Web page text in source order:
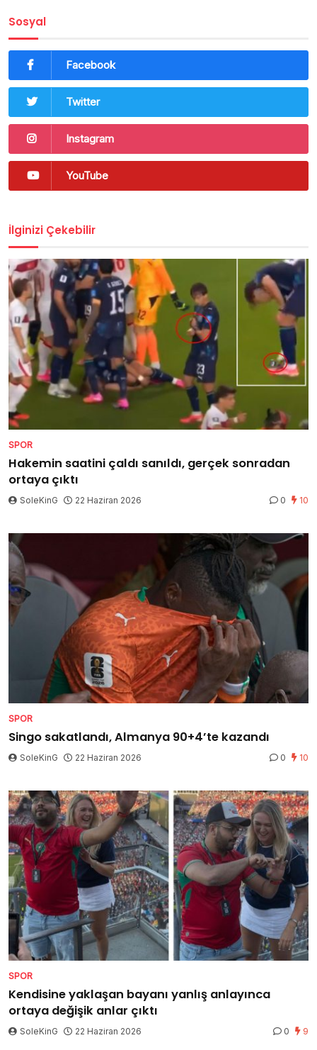
Sosyal
Facebook
Twitter
Instagram
YouTube
İlginizi Çekebilir
SPOR
Hakemin saatini çaldı sanıldı, gerçek sonradan
ortaya çıktı
SoleKinG 22 Haziran 2026 0 10
SPOR
Singo sakatlandı, Almanya 90+4’te kazandı
SoleKinG 22 Haziran 2026 0 10
SPOR
Kendisine yaklaşan bayanı yanlış anlayınca
ortaya değişik anlar çıktı
SoleKinG 22 Haziran 2026 0 9